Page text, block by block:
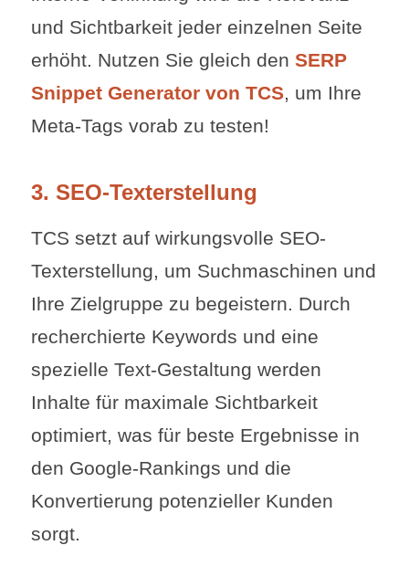
und Sichtbarkeit jeder einzelnen Seite
erhöht. Nutzen Sie gleich den SERP
Snippet Generatorvon TCS, um Ihre
Meta-Tags vorab zu testen!
3. SEO-Texterstellung
TCS setzt auf wirkungsvolle SEO-
Texterstellung, um Suchmaschinen und
Ihre Zielgruppe zu begeistern. Durch
recherchierte Keywords und eine
spezielle Text-Gestaltung werden
Inhalte für maximale Sichtbarkeit
optimiert, was für beste Ergebnisse in
den Google-Rankings und die
Konvertierung potenzieller Kunden
sorgt.